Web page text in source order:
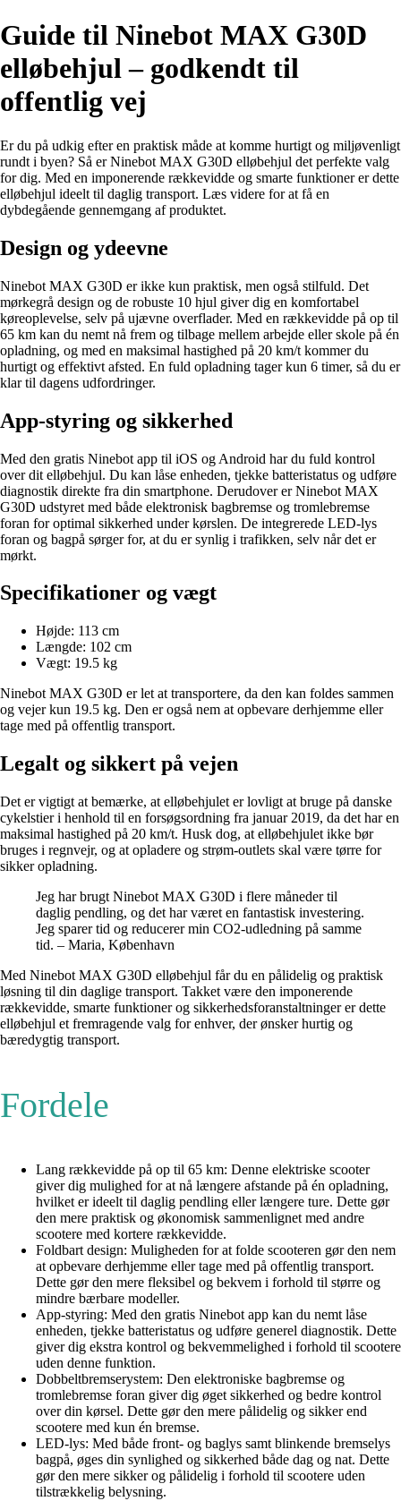
Guide til Ninebot MAX G30D
elløbehjul – godkendt til
offentlig vej
Er du på udkig efter en praktisk måde at komme hurtigt og miljøvenligt
rundt i byen? Så er Ninebot MAX G30D elløbehjul det perfekte valg
for dig. Med en imponerende rækkevidde og smarte funktioner er dette
elløbehjul ideelt til daglig transport. Læs videre for at få en
dybdegående gennemgang af produktet.
Design og ydeevne
Ninebot MAX G30D er ikke kun praktisk, men også stilfuld. Det
mørkegrå design og de robuste 10 hjul giver dig en komfortabel
køreoplevelse, selv på ujævne overflader. Med en rækkevidde på op til
65 km kan du nemt nå frem og tilbage mellem arbejde eller skole på én
opladning, og med en maksimal hastighed på 20 km/t kommer du
hurtigt og effektivt afsted. En fuld opladning tager kun 6 timer, så du er
klar til dagens udfordringer.
App-styring og sikkerhed
Med den gratis Ninebot app til iOS og Android har du fuld kontrol
over dit elløbehjul. Du kan låse enheden, tjekke batteristatus og udføre
diagnostik direkte fra din smartphone. Derudover er Ninebot MAX
G30D udstyret med både elektronisk bagbremse og tromlebremse
foran for optimal sikkerhed under kørslen. De integrerede LED-lys
foran og bagpå sørger for, at du er synlig i trafikken, selv når det er
mørkt.
Specifikationer og vægt
Højde: 113 cm
Længde: 102 cm
Vægt: 19.5 kg
Ninebot MAX G30D er let at transportere, da den kan foldes sammen
og vejer kun 19.5 kg. Den er også nem at opbevare derhjemme eller
tage med på offentlig transport.
Legalt og sikkert på vejen
Det er vigtigt at bemærke, at elløbehjulet er lovligt at bruge på danske
cykelstier i henhold til en forsøgsordning fra januar 2019, da det har en
maksimal hastighed på 20 km/t. Husk dog, at elløbehjulet ikke bør
bruges i regnvejr, og at opladere og strøm-outlets skal være tørre for
sikker opladning.
Jeg har brugt Ninebot MAX G30D i flere måneder til
daglig pendling, og det har været en fantastisk investering.
Jeg sparer tid og reducerer min CO2-udledning på samme
tid. – Maria, København
Med Ninebot MAX G30D elløbehjul får du en pålidelig og praktisk
løsning til din daglige transport. Takket være den imponerende
rækkevidde, smarte funktioner og sikkerhedsforanstaltninger er dette
elløbehjul et fremragende valg for enhver, der ønsker hurtig og
bæredygtig transport.
Fordele
Lang rækkevidde på op til 65 km: Denne elektriske scooter
giver dig mulighed for at nå længere afstande på én opladning,
hvilket er ideelt til daglig pendling eller længere ture. Dette gør
den mere praktisk og økonomisk sammenlignet med andre
scootere med kortere rækkevidde.
Foldbart design: Muligheden for at folde scooteren gør den nem
at opbevare derhjemme eller tage med på offentlig transport.
Dette gør den mere fleksibel og bekvem i forhold til større og
mindre bærbare modeller.
App-styring: Med den gratis Ninebot app kan du nemt låse
enheden, tjekke batteristatus og udføre generel diagnostik. Dette
giver dig ekstra kontrol og bekvemmelighed i forhold til scootere
uden denne funktion.
Dobbeltbremserystem: Den elektroniske bagbremse og
tromlebremse foran giver dig øget sikkerhed og bedre kontrol
over din kørsel. Dette gør den mere pålidelig og sikker end
scootere med kun én bremse.
LED-lys: Med både front- og baglys samt blinkende bremselys
bagpå, øges din synlighed og sikkerhed både dag og nat. Dette
gør den mere sikker og pålidelig i forhold til scootere uden
tilstrækkelig belysning.